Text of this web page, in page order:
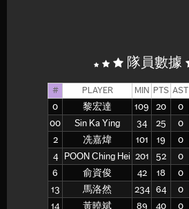
隊員數據
# PLAYER MIN PTS AST
0 黎宏達 109 20 0
00
Sin Ka Ying 34 25 0
2
冼嘉煒 101 19 0
4
POON Ching Hei 201 52 0
6
俞資俊 42 18 0
13
馬洛然 234 64 0
14
黃曉斌 89 40 0